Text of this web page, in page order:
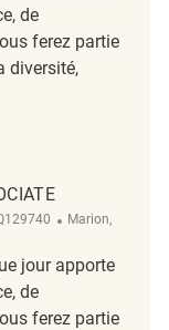
de
ferez partie
diversité,
Emplacement
Marion,
jour apporte
de
ferez partie